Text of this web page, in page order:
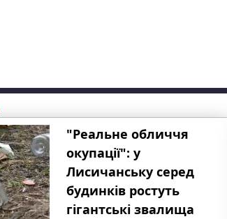
"Реальне обличчя
окупації": у
Лисичанську серед
будинків ростуть
гігантські звалища